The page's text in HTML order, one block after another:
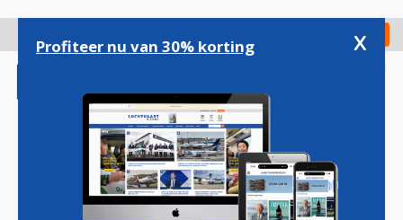
gaan
Check in
Magazine Podcasts Vacatures
Profiteer nu van 30% korting x